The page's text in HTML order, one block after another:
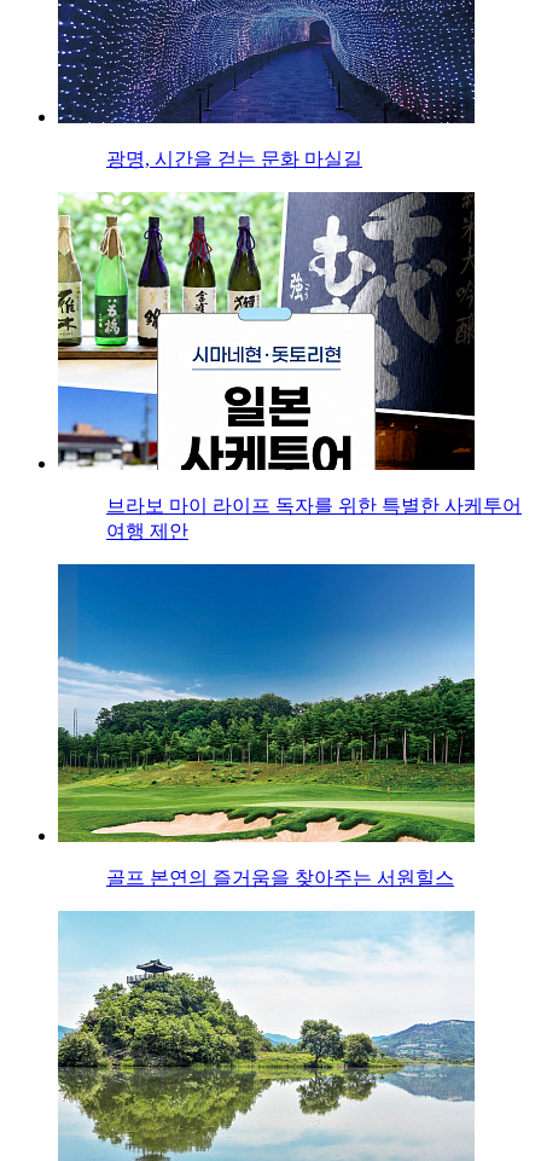
광명, 시간을 걷는 문화 마실길
브라보 마이 라이프 독자를 위한 특별한 사케투어
여행 제안
골프 본연의 즐거움을 찾아주는 서원힐스